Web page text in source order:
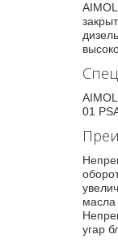
01
масла
угар